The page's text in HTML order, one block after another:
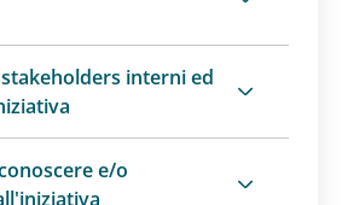
interni ed
e/o